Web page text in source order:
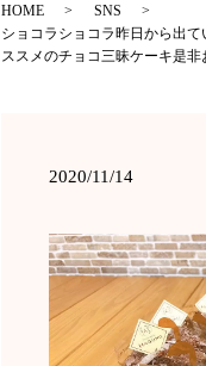
HOME
SNS
ショコラショコラ昨日から出
ススメのチョコ三昧ケーキ是
2020/11/14